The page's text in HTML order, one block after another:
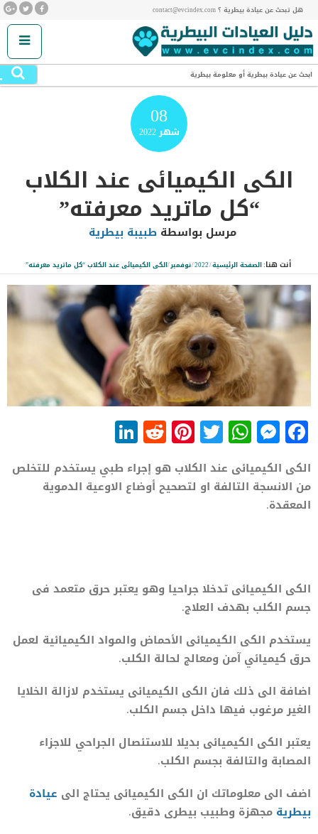
هل تبحث عن عيادة بيطرية ؟ contact@evcindex.com
ابحث عن عيادة بيطرية أو معلومة بيطرية
08
شهر2022
الكى الكيميائى عند الكلاب
“كل ماتريد معرفته”
مرسل بواسطة طبيبة بيطرية
أنت هنا:الصفحة الرئيسية/
2022
/نوفمبر/الكى الكيميائى عند الكلاب “كل ماتريد معرفته”
Facebook
Messenger
WhatsApp
Twitter
Pinterest
Reddit
الكى الكيميائى عند الكلاب هو إجراء طبي يستخدم للتخلص
من الانسجة التالفة او لتصحيح أوضاع الاوعية الدموية
المعقدة.
الكى الكيميائى تدخلا جراحيا وهو يعتبر حرق متعمد فى
جسم الكلب بهدف العلاج.
يستخدم الكى الكيميائى الأحماض والمواد الكيميائية لعمل
حرق كيميائي آمن ومعالج لحالة الكلب.
اضافة الى ذلك فان الكى الكيميائى يستخدم لازالة الخلايا
الغير مرغوب فيها داخل جسم الكلب.
يعتبر الكى الكيميائى بديلا للاستئصال الجراحي للاجزاء
المصابة والتالفة بجسم الكلب.
اضف الى معلوماتك ان الكى الكيميائى يحتاج الى عيادة
بيطرية مجهزة وطبيب بيطرى دقيق.